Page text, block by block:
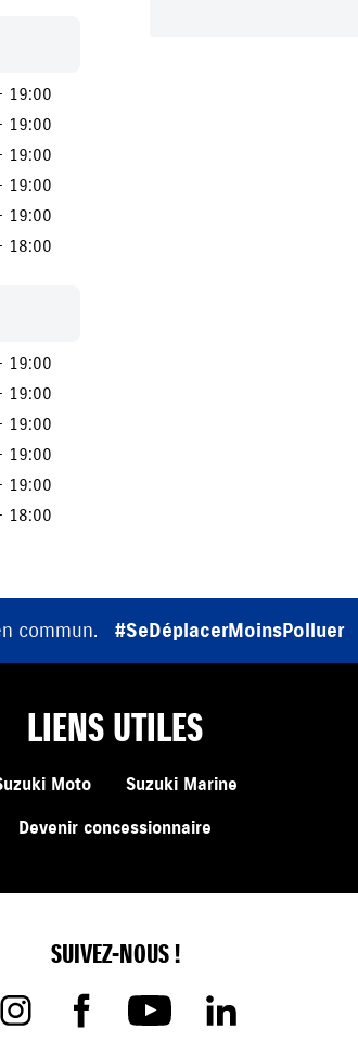
19:00
19:00
19:00
19:00
19:00
18:00
19:00
19:00
19:00
19:00
19:00
18:00
commun. #SeDéplacerMoinsPolluer
LIENS UTILES
Moto
Suzuki Marine
Devenir concessionnaire
SUIVEZ-NOUS !